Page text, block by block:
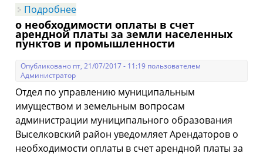
Подробнее
о необходимости оплаты в счет
арендной платы за земли населенных
пунктов и промышленности
Опубликовано пт, 21/07/2017 - 11:19 пользователем
Администратор
Отдел по управлению муниципальным
имуществом и земельным вопросам
администрации муниципального образования
Выселковский район уведомляет Арендаторов о
необходимости оплаты в счет арендной платы за